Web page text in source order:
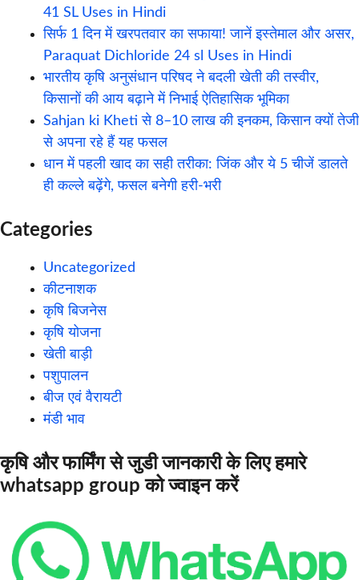
41 SL Uses in Hindi
सिर्फ 1 दिन में खरपतवार का सफाया! जानें इस्तेमाल और असर,
Paraquat Dichloride 24 sl Uses in Hindi
भारतीय कृषि अनुसंधान परिषद ने बदली खेती की तस्वीर,
किसानों की आय बढ़ाने में निभाई ऐतिहासिक भूमिका
Sahjan ki Kheti से 8–10 लाख की इनकम, किसान क्यों तेजी
से अपना रहे हैं यह फसल
धान में पहली खाद का सही तरीका: जिंक और ये 5 चीजें डालते
ही कल्ले बढ़ेंगे, फसल बनेगी हरी-भरी
Categories
Uncategorized
कीटनाशक
कृषि बिजनेस
कृषि योजना
खेती बाड़ी
पशुपालन
बीज एवं वैरायटी
मंडी भाव
कृषि और फार्मिंग से जुडी जानकारी के लिए हमारे
whatsapp group को ज्वाइन करें